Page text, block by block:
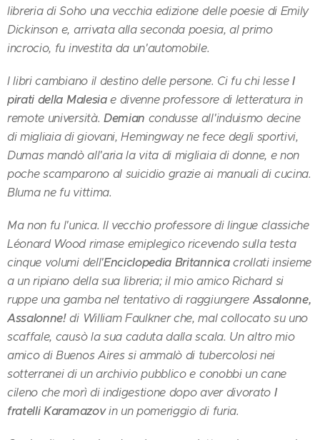
libreria di Soho una vecchia edizione delle poesie di Emily
Dickinson e, arrivata alla seconda poesia, al primo
incrocio, fu investita da un'automobile.
I libri cambiano il destino delle persone. Ci fu chi lesseI
pirati della Malesiae divenne professore di letteratura in
remote università. Demian condusse all'induismo decine
di migliaia di giovani, Hemingway ne fece degli sportivi,
Dumas mandò all'aria la vita di migliaia di donne, e non
poche scamparono al suicidio grazie ai manuali di cucina.
Bluma ne fu vittima.
Ma non fu l'unica. Il vecchio professore di lingue classiche
Léonard Wood rimase emiplegico ricevendo sulla testa
cinque volumi dell'Enciclopedia Britannicacrollati insieme
a un ripiano della sua libreria; il mio amico Richard si
ruppe una gamba nel tentativo di raggiungere Assalonne,
Assalonne!di William Faulkner che, mal collocato su uno
scaffale, causò la sua caduta dalla scala. Un altro mio
amico di Buenos Aires si ammalò di tubercolosi nei
sotterranei di un archivio pubblico e conobbi un cane
cileno che morì di indigestione dopo aver divorato I
fratelli Karamazovin un pomeriggio di furia.